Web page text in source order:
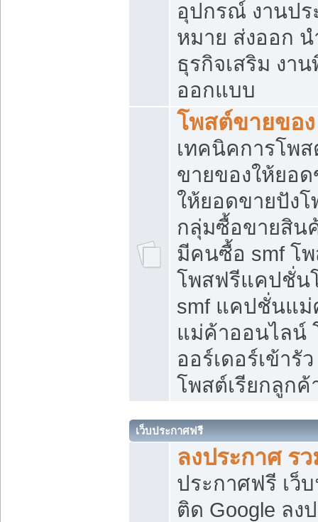
อุปกรณ์ งานป
หมาย ส่งออก น
ธุรกิจเสริม งา
ออกแบบ
โพสต์ขายของ
เทคนิคการโพ
ขายของให้ยอ
ให้ยอดขายปัง
กลุ่มซื้อขายสิน
มีคนซื้อ smf โ
โพสฟรีแคปชั่น
smf แคปชั่นแ
แม่ค้าออนไลน์
ออร์เดอร์เข้ารั
โพสต์เรียกลูกค้
เว็บประกาศฟรี
ลงประกาศ ร
ประกาศฟรี เว็
ติด Google ลง